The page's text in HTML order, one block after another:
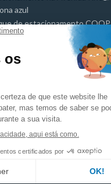
azul
de estacionamento COOP
nas proximidades
jurídica
de privacidade